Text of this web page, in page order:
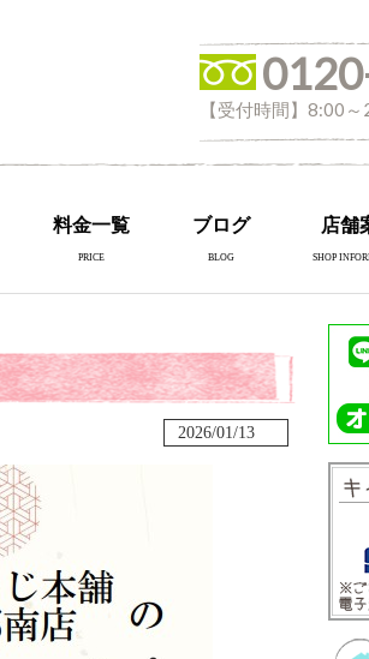
【受付時間】8:00
料金一覧
PRICE
ブログ
BLOG
店舗
SHOP
2026/01/13